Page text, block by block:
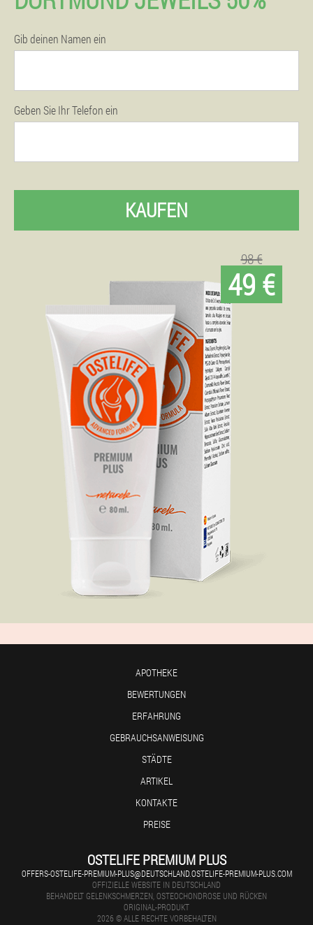
Gib deinen Namen ein
Geben Sie Ihr Telefon ein
KAUFEN
98 €
49 €
APOTHEKE
BEWERTUNGEN
ERFAHRUNG
GEBRAUCHSANWEISUNG
STÄDTE
ARTIKEL
KONTAKTE
PREISE
OSTELIFE PREMIUM PLUS
OFFERS-OSTELIFE-PREMIUM-PLUS@DEUTSCHLAND.OSTELIFE-PREMIUM-PLUS.COM
OFFIZIELLE WEBSITE IN DEUTSCHLAND
BEHANDELT GELENKSCHMERZEN, OSTEOCHONDROSE UND RÜCKEN
ORIGINAL-PRODUKT
2026 © ALLE RECHTE VORBEHALTEN